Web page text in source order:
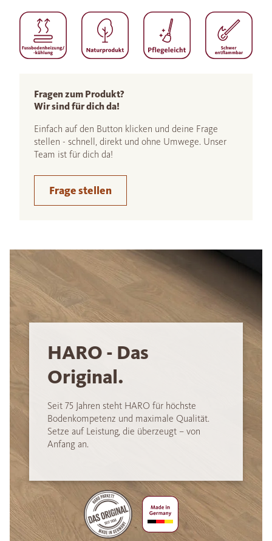
Fragen zum Produkt?
Wir sind für dich da!
Einfach auf den Button klicken und deine Frage
stellen - schnell, direkt und ohne Umwege. Unser
Team ist für dich da!
Frage stellen
HARO - Das
Original.
Seit 75 Jahren steht HARO für höchste
Bodenkompetenz und maximale Qualität.
Setze auf Leistung, die überzeugt – von
Anfang an.